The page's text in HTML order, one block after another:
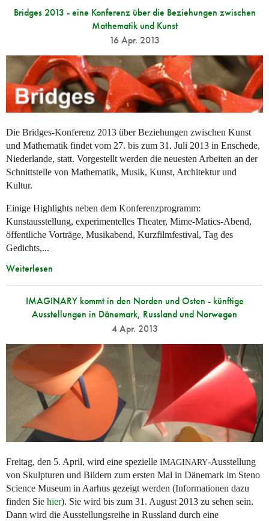
Bridges 2013 - eine Konferenz über die Beziehungen zwischen
Mathematik und Kunst
16 Apr. 2013
Die Bridges-Konferenz 2013 über Beziehungen zwischen Kunst
und Mathematik findet vom 27. bis zum 31. Juli 2013 in Enschede,
Niederlande, statt. Vorgestellt werden die neuesten Arbeiten an der
Schnittstelle von Mathematik, Musik, Kunst, Architektur und
Kultur.
Einige Highlights neben dem Konferenzprogramm:
Kunstausstellung, experimentelles Theater, Mime-Matics-Abend,
öffentliche Vorträge, Musikabend, Kurzfilmfestival, Tag des
Gedichts,...
Weiterlesen
IMAGINARY kommt in den Norden und Osten - künftige
Ausstellungen in Dänemark, Russland und Norwegen
4 Apr. 2013
Freitag, den 5. April, wird eine spezielle IMAGINARY-Ausstellung
von Skulpturen und Bildern zum ersten Mal in Dänemark im Steno
Science Museum in Aarhus gezeigt werden (Informationen dazu
finden Sie hier). Sie wird bis zum 31. August 2013 zu sehen sein.
Dann wird die Ausstellungsreihe in Russland durch eine